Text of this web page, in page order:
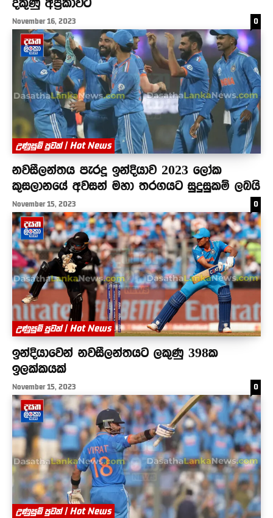
November 16, 2023 0
උණුසුම් පුවත් | Hot News
නවසීලන්තය පැරදූ ඉන්දියාව 2023 ලෝක
කුසලානයේ අවසන් මහා තරගයට සුදුසුකම් ලබයි
November 15, 2023 0
උණුසුම් පුවත් | Hot News
ඉන්දියාවෙන් නවසීලන්තයට ලකුණු 398ක
ඉලක්කයක්
November 15, 2023 0
උණුසුම් පුවත් | Hot News